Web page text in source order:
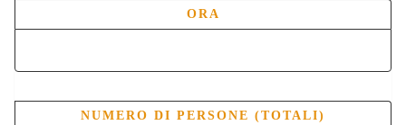
ORA
NUMERO DI PERSONE (TOTALI)